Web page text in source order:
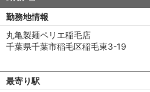
勤務地情報
丸亀製麺ペリエ稲毛店
千葉県千葉市稲毛区稲毛東3-19
最寄り駅